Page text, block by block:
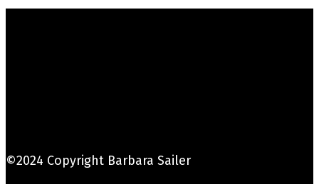
©2024 Copyright Barbara Sailer